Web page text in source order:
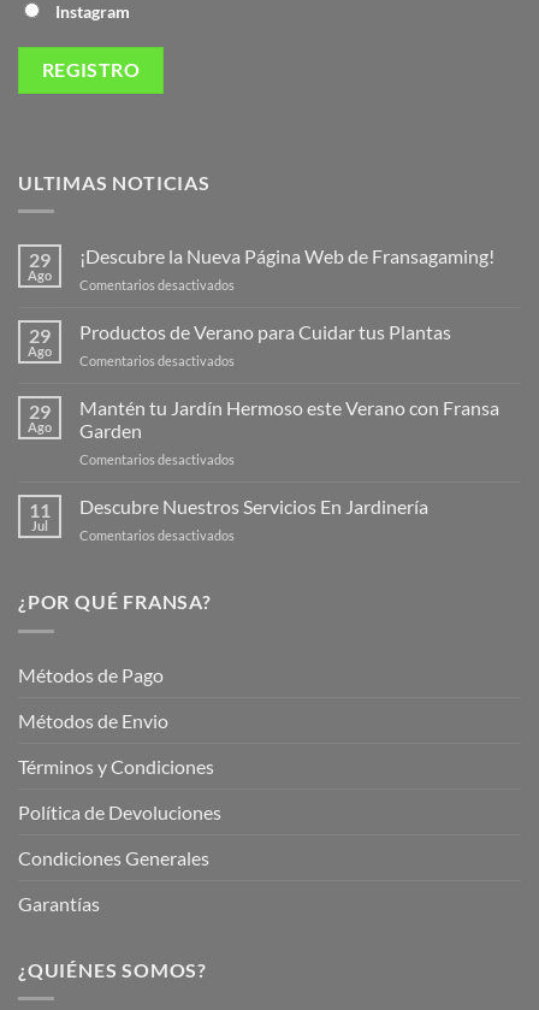
Instagram
ULTIMAS NOTICIAS
29
Ago
¡Descubre la Nueva Página Web de Fransagaming!
Comentarios desactivados
Nueva
de
29
Ago
Productos de Verano para Cuidar tus Plantas
Comentarios desactivados
de
Plantas
29
Ago
Mantén tu Jardín Hermoso este Verano con Fransa
Garden
Comentarios desactivados
tu
11
Jul
Descubre Nuestros Servicios En Jardinería
Comentarios desactivados
¿POR QUÉ FRANSA?
Métodos de Pago
Métodos de Envio
Términos y Condiciones
Política de Devoluciones
Condiciones Generales
Garantías
¿QUIÉNES SOMOS?